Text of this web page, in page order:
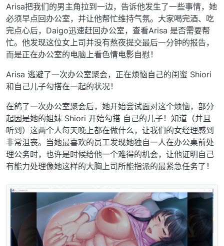
Arisa把我们的男主角拉到一边，告诉他发生了一些事情，她
必须早点回办公室，并让他帮忙维持气氛。大家喝完酒、吃
完点心后，Daigo迅速赶回办公室，查看Arisa 是否需要帮
忙。他发现这位女上司并没有熬夜提交最后一分钟的报告，
而是正在办公室的电脑上看色情电影自慰！
Arisa 逃避了一次办公室聚会，正在烦恼自己的闺蜜 Shiori
和自己儿子勾搭在一起的状况！
在鸽了一次办公室聚会后，她开始尝试面对这个烦恼，部分
起因是她的姐妹 Shiori 开始勾搭 自己的儿子！知道（并且
听到）这两个人每天晚上都在做什么，让我们的女经理感到
非常沮丧。当她最喜欢的员工发现她独自一人在办公桌前处
理公务时，也许是时候给他一个难得的机会，让他证明自己
有能力处理像她这样的大胸上司所能指派的最紧急任务了！